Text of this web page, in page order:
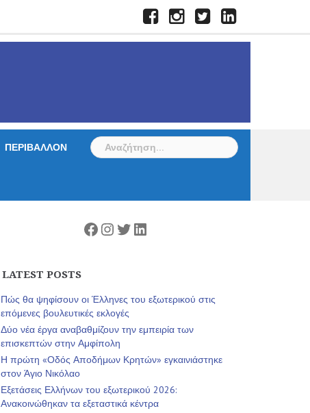
FacebookInstagramTwitterLinkedIn
ΠΕΡΙΒΑΛΛΟΝ
Αναζήτηση
για:
Facebook
Instagram
Twitter
Linkedin
LATEST POSTS
Πώς θα ψηφίσουν οι Έλληνες του εξωτερικού στις
επόμενες βουλευτικές εκλογές
Δύο νέα έργα αναβαθμίζουν την εμπειρία των
επισκεπτών στην Αμφίπολη
Η πρώτη «Οδός Αποδήμων Κρητών» εγκαινιάστηκε
στον Άγιο Νικόλαο
Εξετάσεις Ελλήνων του εξωτερικού 2026:
Ανακοινώθηκαν τα εξεταστικά κέντρα